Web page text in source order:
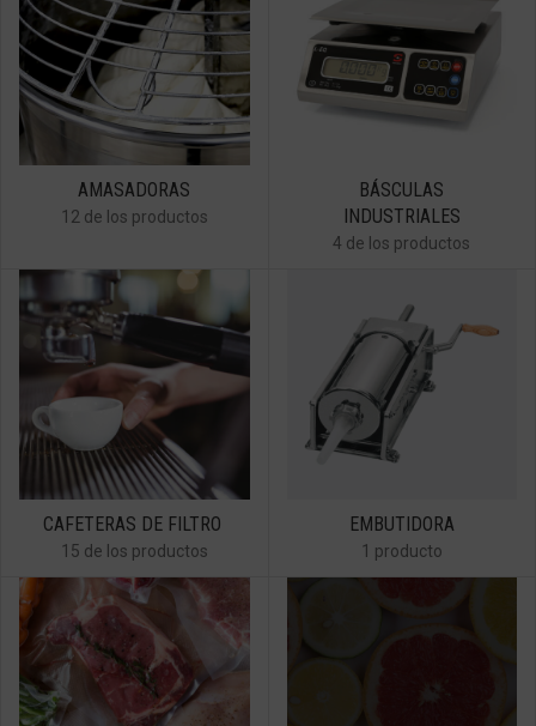
AMASADORAS
12 de los productos
BÁSCULAS
INDUSTRIALES
4 de los productos
CAFETERAS DE FILTRO
15 de los productos
EMBUTIDORA
1 producto